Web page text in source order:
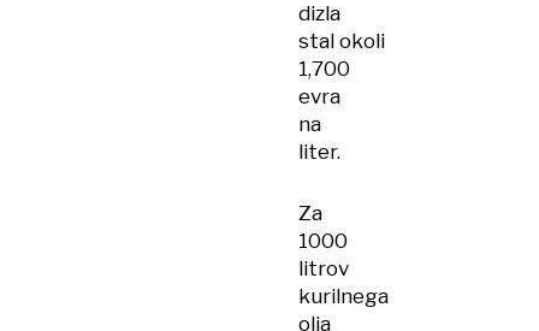
dizla
stal okoli
1,700
evra
na
liter.
Za
1000
litrov
kurilnega
olja